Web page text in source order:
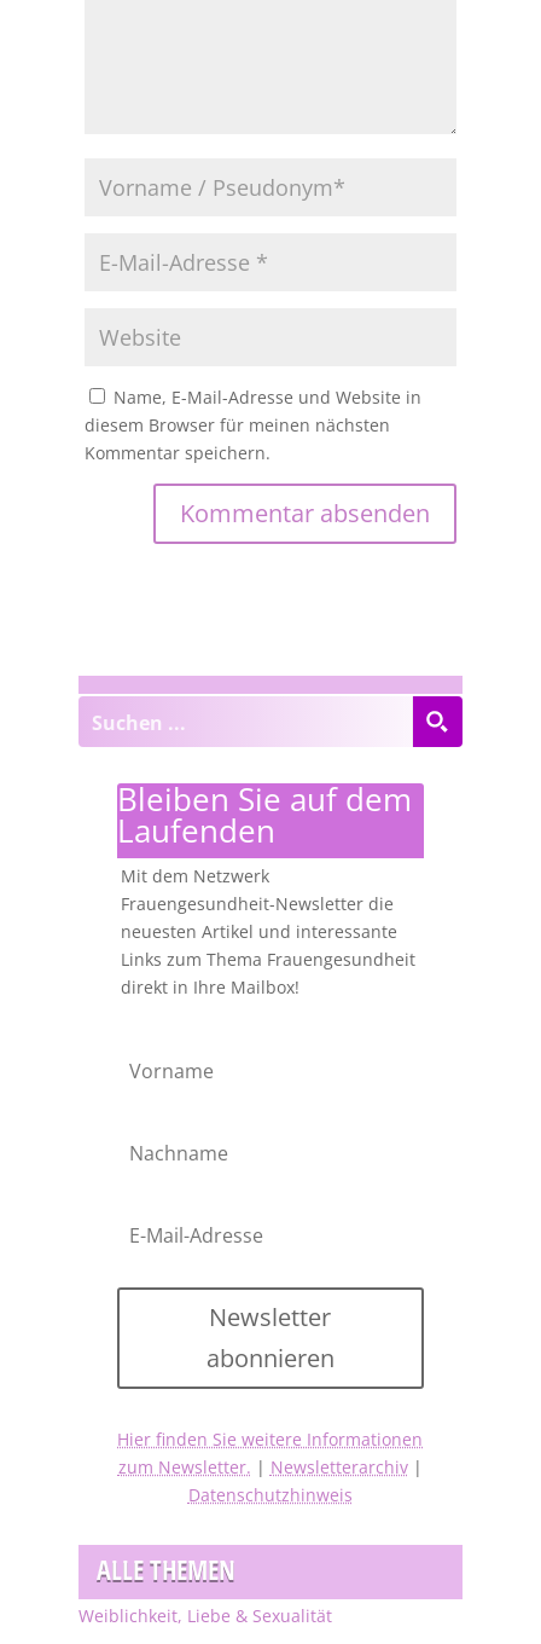
Name, E-Mail-Adresse und Website in
diesem Browser für meinen nächsten
Kommentar speichern.
Bleiben Sie auf dem
Laufenden
Mit dem Netzwerk
Frauengesundheit-Newsletter die
neuesten Artikel und interessante
Links zum Thema Frauengesundheit
direkt in Ihre Mailbox!
Newsletter
abonnieren
Hier finden Sie weitere Informationen
zum Newsletter. | Newsletterarchiv|
Datenschutzhinweis
ALLE THEMEN
Weiblichkeit, Liebe & Sexualität